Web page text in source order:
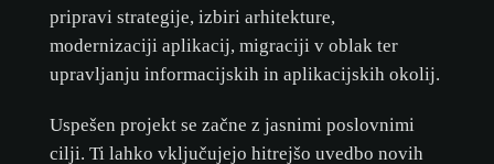
pripravi strategije, izbiri arhitekture,
modernizaciji aplikacij, migraciji v oblak ter
upravljanju informacijskih in aplikacijskih okolij.
Uspešen projekt se začne z jasnimi poslovnimi
cilji. Ti lahko vključujejo hitrejšo uvedbo novih